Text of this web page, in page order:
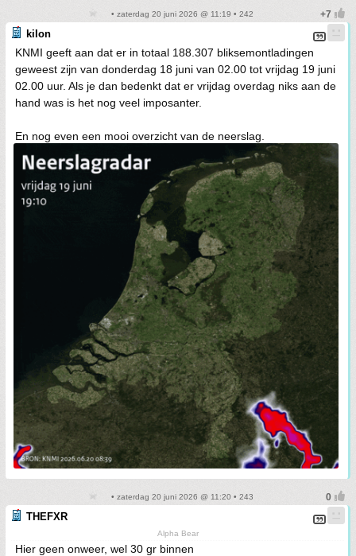
• zaterdag 20 juni 2026 @ 11:19 • 242
kilon
KNMI geeft aan dat er in totaal 188.307 bliksemontladingen
geweest zijn van donderdag 18 juni van 02.00 tot vrijdag 19 juni
02.00 uur. Als je dan bedenkt dat er vrijdag overdag niks aan de
hand was is het nog veel imposanter.
En nog even een mooi overzicht van de neerslag.
• zaterdag 20 juni 2026 @ 11:20 • 243
THEFXR
Alpha Bear
Hier geen onweer, wel 30 gr binnen